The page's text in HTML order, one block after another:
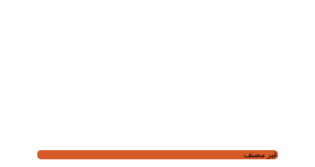
غير مصنف